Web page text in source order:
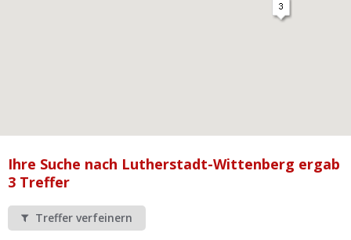
Werkstatt Login
Ihre Suche nach Lutherstadt-Wittenberg ergab
3 Treffer
Treffer verfeinern